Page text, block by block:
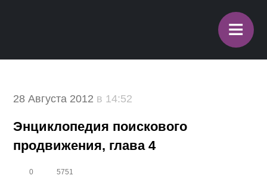
≡
28 Августа 2012 в 14:52
Энциклопедия поискового
продвижения, глава 4
0 5751